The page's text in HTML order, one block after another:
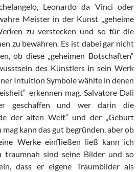
Leonardo da Vinci oder
Meister in der Kunst „geheime
zu verstecken und so für die
zu bewahren. Es ist dabei gar nicht
ob diese „geheimen Botschaften“
des Künstlers in sein Werk
Intuition Symbole wählte in denen
erkennen mag. Salvatore Dali
geschaffen und wer darin die
der alten Welt“ und der „Geburt
kann das gut begründen, aber ob
Werke einfließen ließ kann ich
traumnah sind seine Bilder und so
dass er eigene Traumbilder als